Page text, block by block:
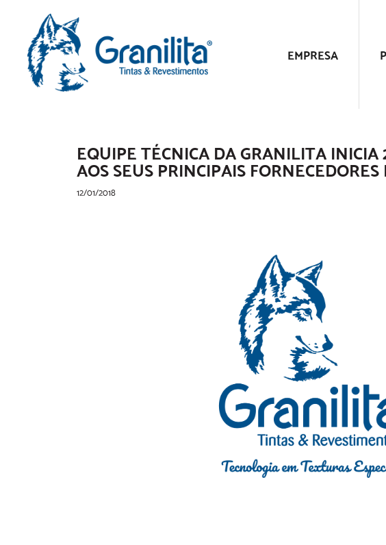
EMPRESA
EQUIPE TÉCNICA DA GRANILITA INICIA
AOS SEUS PRINCIPAIS
12/01/2018